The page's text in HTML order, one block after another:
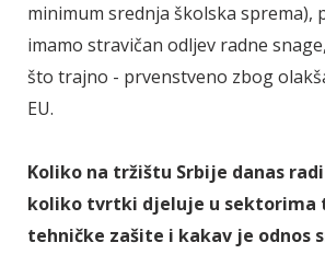
minimum srednja školska sprema),
imamo stravičan odljev radne snage,
što trajno - prvenstveno zbog
EU.
Koliko na tržištu Srbije danas
koliko tvrtki djeluje u sektorima
tehničke zašite i kakav je odnos